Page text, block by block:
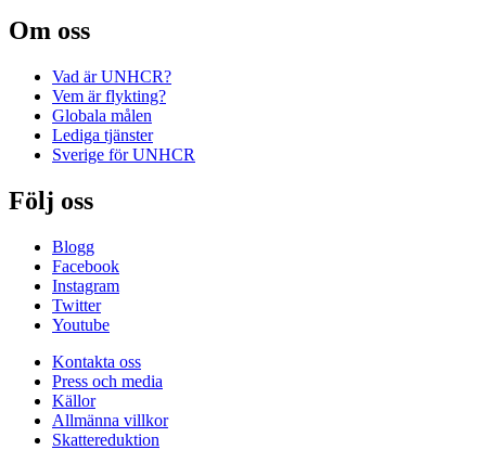
Om oss
Vad är UNHCR?
Vem är flykting?
Globala målen
Lediga tjänster
Sverige för UNHCR
Följ oss
Blogg
Facebook
Instagram
Twitter
Youtube
Kontakta oss
Press och media
Källor
Allmänna villkor
Skattereduktion